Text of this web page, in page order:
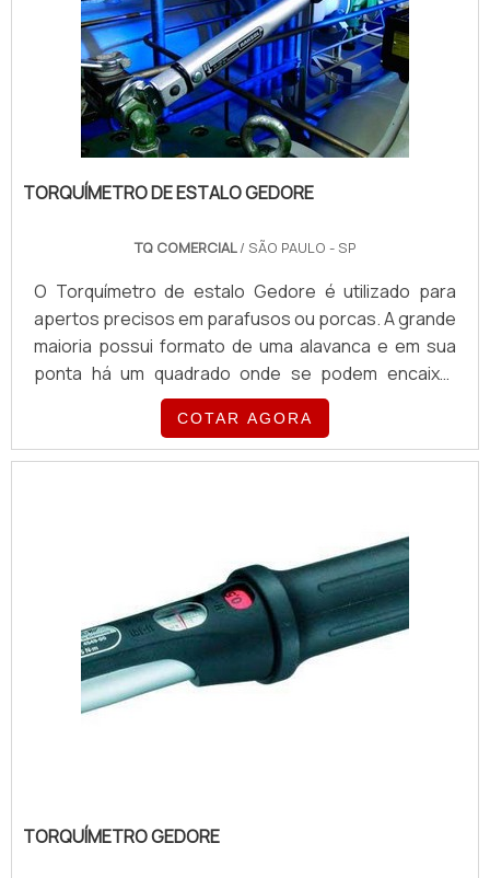
TORQUÍMETRO DE ESTALO GEDORE
TQ COMERCIAL/ SÃO PAULO - SP
O Torquímetro de estalo Gedore é utilizado para
apertos precisos em parafusos ou porcas. A grande
maioria possui formato de uma alavanca e em sua
ponta há um quadrado onde se podem encaixar
vários acessórios tais como: soquetes, chaves e
adaptadores, entre outros. Foi dado o nome de
torquimetro de estalo pela particularidade que há em
COTAR AGORA
TORQUÍMETRO GEDORE